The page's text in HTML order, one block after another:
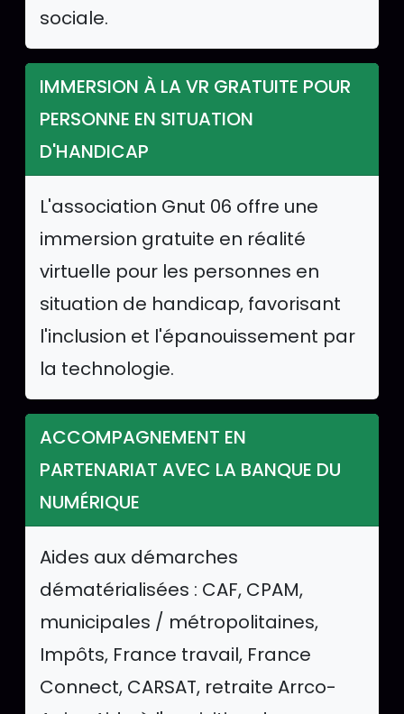
sociale.
IMMERSION À LA VR GRATUITE POUR
PERSONNE EN SITUATION
D'HANDICAP
L'association Gnut 06 offre une
immersion gratuite en réalité
virtuelle pour les personnes en
situation de handicap, favorisant
l'inclusion et l'épanouissement par
la technologie.
ACCOMPAGNEMENT EN
PARTENARIAT AVEC LA BANQUE DU
NUMÉRIQUE
Aides aux démarches
dématérialisées : CAF, CPAM,
municipales / métropolitaines,
Impôts, France travail, France
Connect, CARSAT, retraite Arrco-